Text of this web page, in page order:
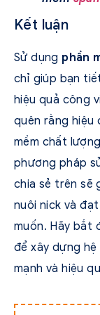
Kết luận
Sử dụng phần
chỉ giúp bạn
hiệu quả công
quên rằng hiệu
mềm chất
phương pháp
chia sẻ trên sẽ
nuôi nick và
muốn. Hãy bắt
để xây dựng
mạnh và hiệu